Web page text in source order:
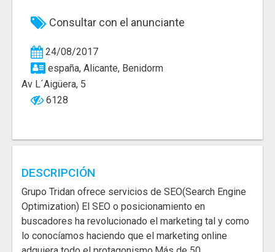
Publica Tu Empresa
Buscar
Consultar con el anunciante
24/08/2017
españa, Alicante, Benidorm
Av L´Aigüera, 5
6128
DESCRIPCIÓN
Grupo Tridan ofrece servicios de SEO(Search Engine
Optimization) El SEO o posicionamiento en
buscadores ha revolucionado el marketing tal y como
lo conocíamos haciendo que el marketing online